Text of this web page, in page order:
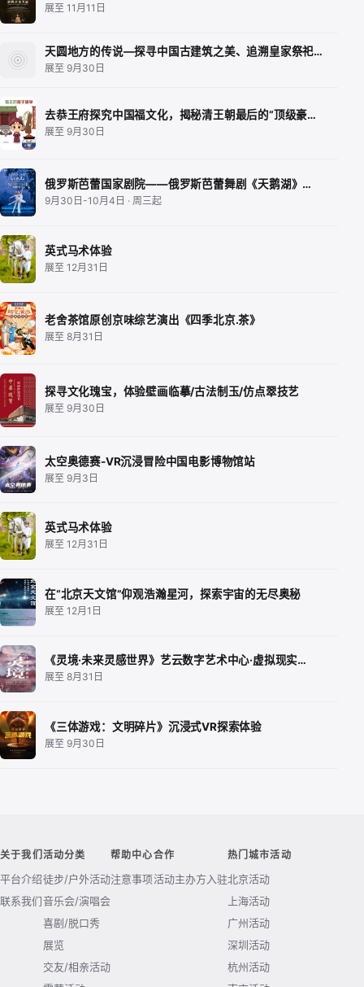
展至 11月11日
天圆地方的传说—探寻中国古建筑之美、追溯皇家祭祀…
展至 9月30日
去恭王府探究中国福文化，揭秘清王朝最后的“顶级豪…
展至 9月30日
俄罗斯芭蕾国家剧院——俄罗斯芭蕾舞剧《天鹅湖》…
9月30日-10月4日 · 周三起
英式马术体验
展至 12月31日
老舍茶馆原创京味综艺演出《四季北京.茶》
展至 8月31日
探寻文化瑰宝，体验壁画临摹/古法制玉/仿点翠技艺
展至 9月30日
太空奥德赛-VR沉浸冒险中国电影博物馆站
展至 9月3日
英式马术体验
展至 12月31日
在“北京天文馆”仰观浩瀚星河，探索宇宙的无尽奥秘
展至 12月1日
《灵境·未来灵感世界》艺云数字艺术中心·虚拟现实…
展至 8月31日
《三体游戏：文明碎片》沉浸式VR探索体验
展至 9月30日
关于我们
平台介绍
联系我们
活动分类
徒步/户外活动
音乐会/演唱会
喜剧/脱口秀
展览
交友/相亲活动
帮助中心
注意事项
合作
活动主办方入驻
热门城市活动
北京活动
上海活动
广州活动
深圳活动
杭州活动